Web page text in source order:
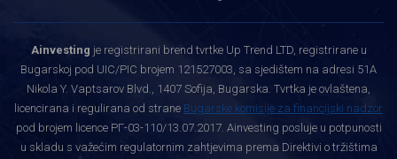
Ainvesting je registrirani brend tvrtke Up Trend LTD, registrirane u
Bugarskoj pod UIC/PIC brojem 121527003, sa sjedištem na adresi 51A
Nikola Y. Vaptsarov Blvd., 1407 Sofija, Bugarska. Tvrtka je ovlaštena,
licencirana i regulirana od strane Bugarske komisije za financijski nadzor
pod brojem licence РГ-03-110/13.07.2017. Ainvesting posluje u potpunosti
u skladu s važećim regulatornim zahtjevima prema Direktivi o tržištima